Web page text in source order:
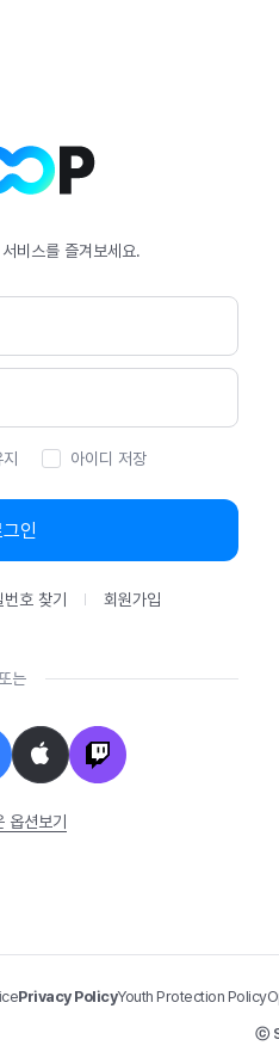
비스를 즐겨보세요.
아이디 저장
인
번호 찾기 회원가입
또는
옵션보기
Privacy PolicyYouth Protection Policy
ⓒ